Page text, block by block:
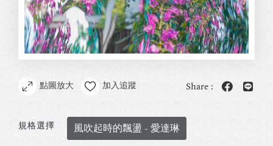
點圖放大 加入追蹤 Share :
規格選擇 風吹起時的飄盪 - 愛達琳